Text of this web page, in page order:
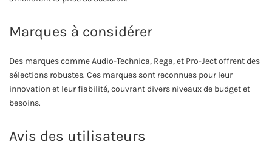
Marques à considérer
Des marques comme Audio-Technica, Rega, et Pro-Ject offrent des
sélections robustes. Ces marques sont reconnues pour leur
innovation et leur fiabilité, couvrant divers niveaux de budget et
besoins.
Avis des utilisateurs